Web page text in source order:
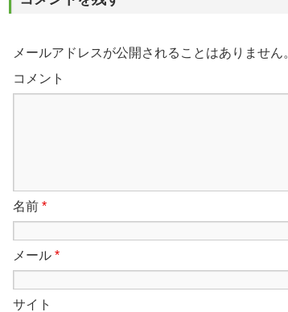
メールアドレスが公開されることはありません
コメント
名前 *
メール *
サイト